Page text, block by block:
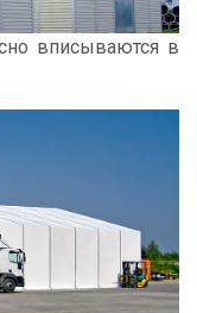
вписываются в